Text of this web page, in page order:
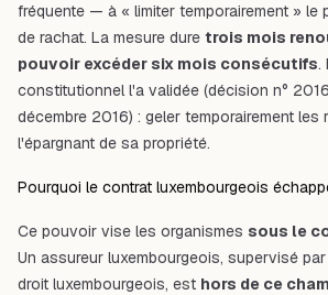
fréquente — à « limiter temporairement » le
de rachat. La mesure dure trois mois
pouvoir excéder six mois consécutifs.
constitutionnel l'a validée (décision n°
décembre 2016) : geler temporairement les
l'épargnant de sa propriété.
Pourquoi le contrat luxembourgeois
Ce pouvoir vise les organismes sous le
Un assureur luxembourgeois, supervisé
droit luxembourgeois, est hors de ce